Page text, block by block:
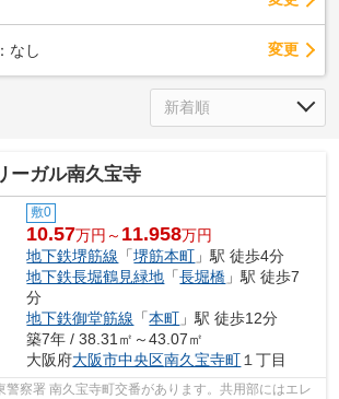
なし 変更
ーガル南久宝寺
敷0
10.57万円～ 11.958万円
地下鉄堺筋線 「堺筋本町 」駅 徒歩4分
地下鉄長堀鶴見緑地 「長堀橋 」駅 徒歩7
分
地下鉄御堂筋線 「本町 」駅 徒歩12分
築7年 / 38.31㎡～43.07㎡
大阪府大阪市中央区南久宝寺町１丁目
警察署 南久宝寺町交番があります。共用部にはエレ